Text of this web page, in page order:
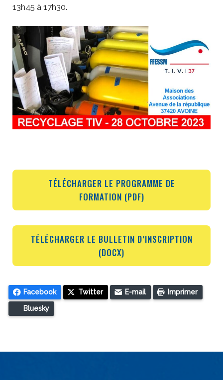
13h45 à 17h30.
TÉLÉCHARGER LE PROGRAMME DE
FORMATION (PDF)
TÉLÉCHARGER LE BULLETIN D’INSCRIPTION
(DOCX)
Facebook Twitter E-mail Imprimer
Bluesky